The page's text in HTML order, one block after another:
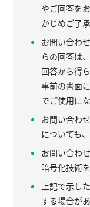
やご回答を
かじめご了
お問い合わ
らの回答は
回答から得
事前の書面
でご使用に
お問い合わ
についても
お問い合わ
暗号化技術
上記で示し
する場合があ